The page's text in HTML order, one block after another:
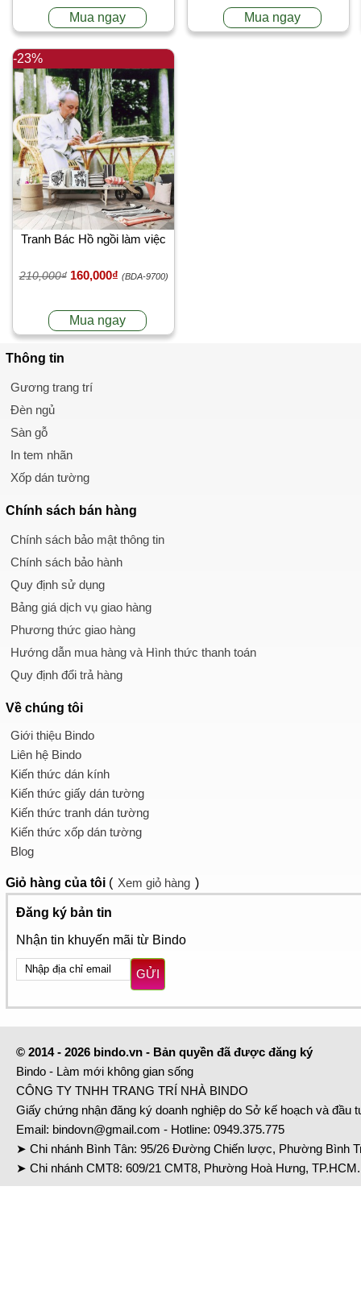
Mua ngay Mua ngay
-23%
Tranh Bác Hồ ngồi làm việc
210,000₫ 160,000₫ (BDA-9700)
Mua ngay
Thông tin
Gương trang trí
Đèn ngủ
Sàn gỗ
In tem nhãn
Xốp dán tường
Chính sách bán hàng
Chính sách bảo mật thông tin
Chính sách bảo hành
Quy định sử dụng
Bảng giá dịch vụ giao hàng
Phương thức giao hàng
Hướng dẫn mua hàng và Hình thức thanh toán
Quy định đổi trả hàng
Về chúng tôi
Giới thiệu Bindo
Liên hệ Bindo
Kiến thức dán kính
Kiến thức giấy dán tường
Kiến thức tranh dán tường
Kiến thức xốp dán tường
Blog
Giỏ hàng của tôi ( Xem giỏ hàng )
Đăng ký bản tin
Nhận tin khuyến mãi từ Bindo
GỬI
© 2014 - 2026 bindo.vn - Bản quyền đã được đăng ký
Bindo - Làm mới không gian sống
CÔNG TY TNHH TRANG TRÍ NHÀ BINDO
Giấy chứng nhận đăng ký doanh nghiệp do Sở kế hoạch và đầu
Email: bindovn@gmail.com - Hotline: 0949.375.775
➤ Chi nhánh Bình Tân: 95/26 Đường Chiến lược, Phường Bình
➤ Chi nhánh CMT8: 609/21 CMT8, Phường Hoà Hưng,